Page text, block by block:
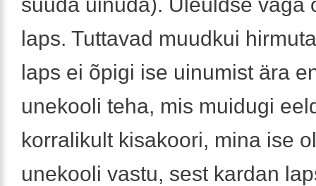
laps. Tuttavad muudkui
laps ei õpigi ise uinumist ära
unekooli teha, mis muidugi
korralikult kisakoori, mina ise
unekooli vastu, sest kardan